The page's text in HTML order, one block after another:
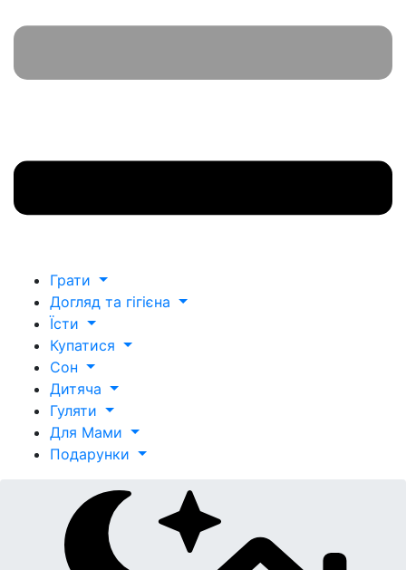
Грати
Догляд та гігієна
Їсти
Купатися
Сон
Дитяча
Гуляти
Для Мами
Подарунки